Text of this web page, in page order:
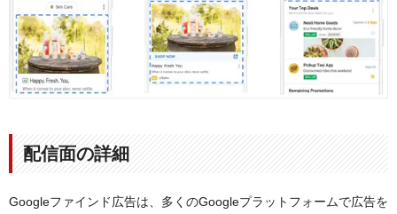
配信面の詳細
Googleファインド広告は、多くのGoogleプラットフォームで広告を